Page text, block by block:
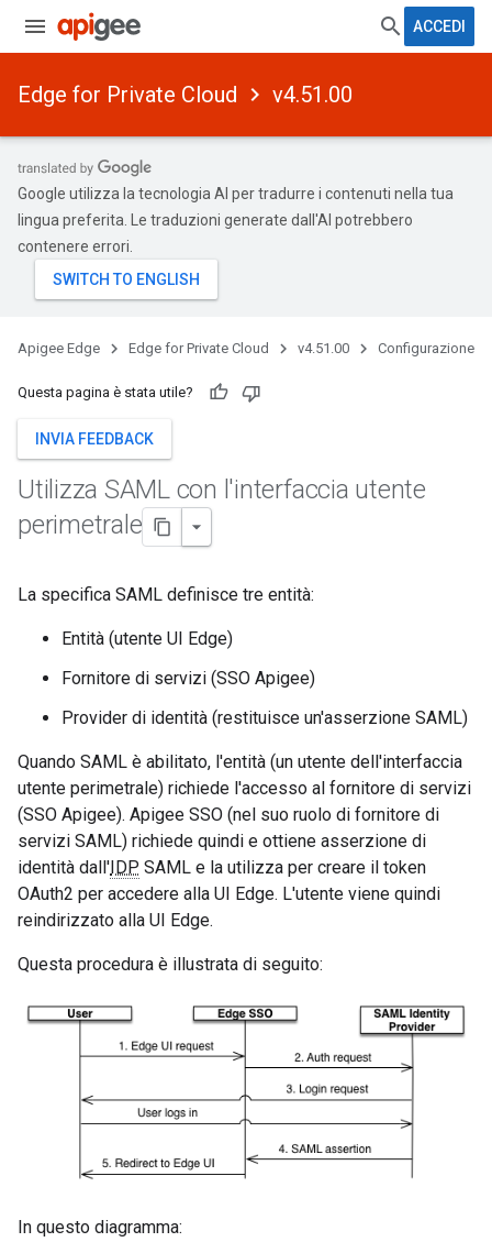
ACCEDI
Edge for Private Cloud v4.51.00
Google utilizza la tecnologia AI per tradurre i contenuti nella tua
lingua preferita. Le traduzioni generate dall'AI potrebbero
contenere errori.
Apigee Edge Edge for Private Cloud v4.51.00 Configurazione
Questa pagina è stata utile?
INVIA FEEDBACK
Utilizza SAML con l'interfaccia utente
perimetrale
La specifica SAML definisce tre entità:
Entità (utente UI Edge)
Fornitore di servizi (SSO Apigee)
Provider di identità (restituisce un'asserzione SAML)
Quando SAML è abilitato, l'entità (un utente dell'interfaccia
utente perimetrale) richiede l'accesso al fornitore di servizi
(SSO Apigee). Apigee SSO (nel suo ruolo di fornitore di
servizi SAML) richiede quindi e ottiene asserzione di
identità dall'IDP SAML e la utilizza per creare il token
OAuth2 per accedere alla UI Edge. L'utente viene quindi
reindirizzato alla UI Edge.
Questa procedura è illustrata di seguito:
In questo diagramma: